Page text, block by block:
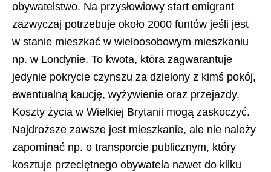
obywatelstwo. Na przysłowiowy start emigrant
zazwyczaj potrzebuje około 2000 funtów jeśli jest
w stanie mieszkać w wieloosobowym mieszkaniu
np. w Londynie. To kwota, która zagwarantuje
jedynie pokrycie czynszu za dzielony z kimś pokój,
ewentualną kaucję, wyżywienie oraz przejazdy.
Koszty życia w Wielkiej Brytanii mogą zaskoczyć.
Najdroższe zawsze jest mieszkanie, ale nie należy
zapominać np. o transporcie publicznym, który
kosztuje przeciętnego obywatela nawet do kilku